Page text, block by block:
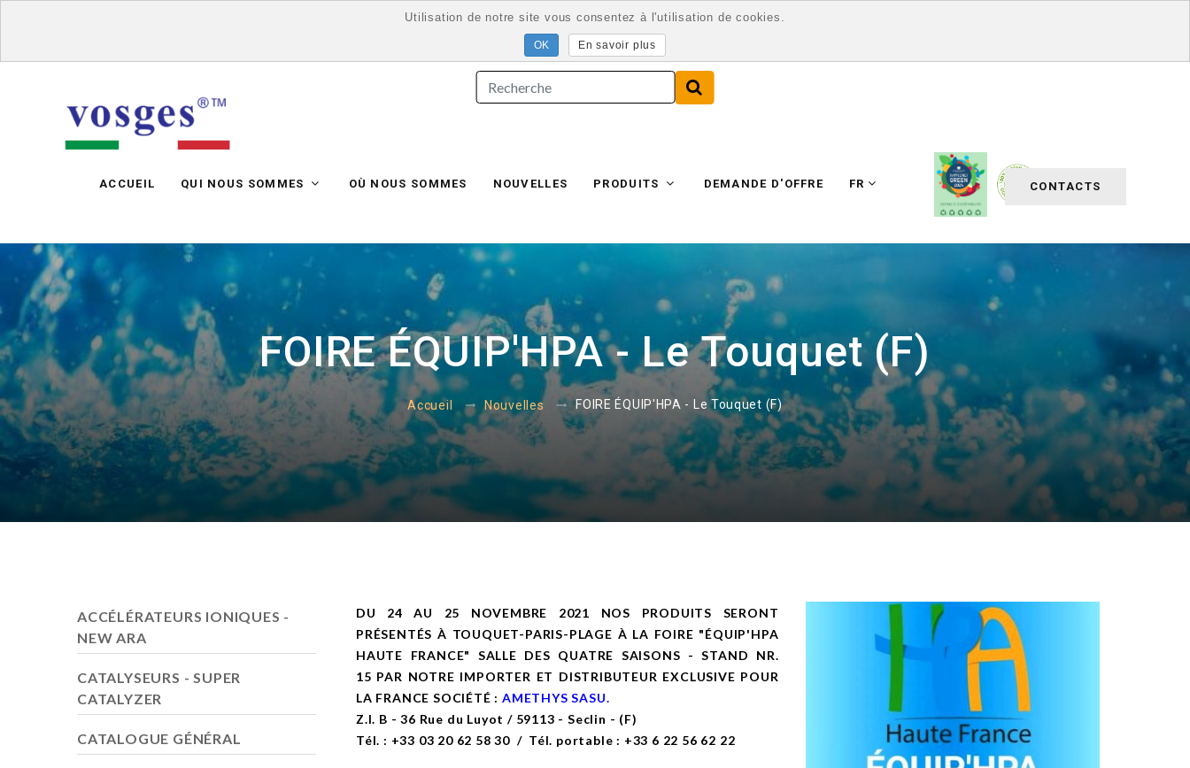
CONTACTS
ACCUEIL QUI NOUS SOMMES OÙ NOUS SOMMES NOUVELLES PRODUITS DEMANDE D'OFFRE FR
FOIRE ÉQUIP'HPA - Le Touquet (F)
Accueil Nouvelles FOIRE ÉQUIP'HPA - Le Touquet (F)
DU 24 AU 25 NOVEMBRE 2021 NOS PRODUITS SERONT
PRÉSENTÉSÀ TOUQUET-PARIS-PLAGE À LA FOIRE "ÉQUIP'HPA
HAUTE FRANCE" SALLE DES QUATRE SAISONS - STAND NR.
15 PAR NOTRE IMPORTER ET DISTRIBUTEUR EXCLUSIVE POUR
LA FRANCE SOCIÉTÉ : AMETHYS SASU.
Z.I. B - 36 Rue du Luyot / 59113 - Seclin - (F)
Tél. : +33 03 20 62 58 30 / Tél. portable : +33 6 22 56 62 22
ACCÉLÉRATEURS IONIQUES -
NEW ARA
CATALYSEURS - SUPER
CATALYZER
CATALOGUE GÉNÉRAL
Utilisation de notre site vous consentez à l'utilisation de cookies.
En savoir plus